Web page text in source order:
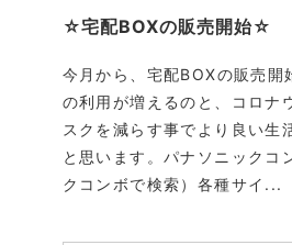
☆宅配BOXの販売開始☆
今月から、宅配BOXの販売開
の利用が増えるのと、コロナ
スクを減らす事でより良い生
と思います。パナソニックコ
クコンボで検索）各種サイ...